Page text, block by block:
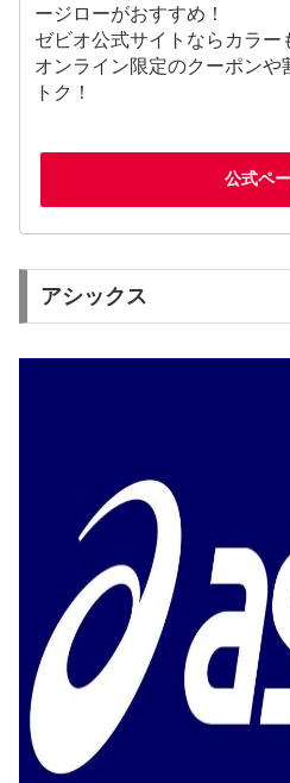
ージローがおすすめ！
ゼビオ公式サイトならカラー
オンライン限定のクーポンや
トク！
公式ペ
アシックス